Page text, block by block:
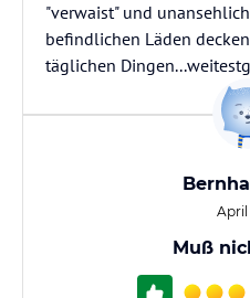
"verwaist" und
befindlichen Läden
täglichen
April
Muß